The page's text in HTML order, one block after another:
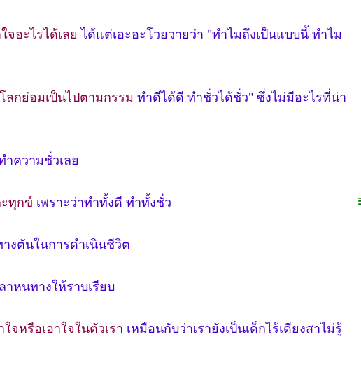
อะไรได้เลย ได้แต่เอะอะโวยวายว่า "ทำไมถึงเป็นแบบนี้ ทำไม
กย่อมเป็นไปตามกรรม ทำดีได้ดี ทำชั่วได้ชั่ว" ซึ่งไม่มีอะไรที่น่า
ำความชั่วเลย
ะทุกข์ เพราะว่าทำทั้งดี ทำทั้งชั่ว
างตันในการดำเนินชีวิต
าหนทางให้ราบเรียบ
จหรือเอาใจในตัวเรา เหมือนกับว่าเรายังเป็นเด็กไร้เดียงสาไม่รู้